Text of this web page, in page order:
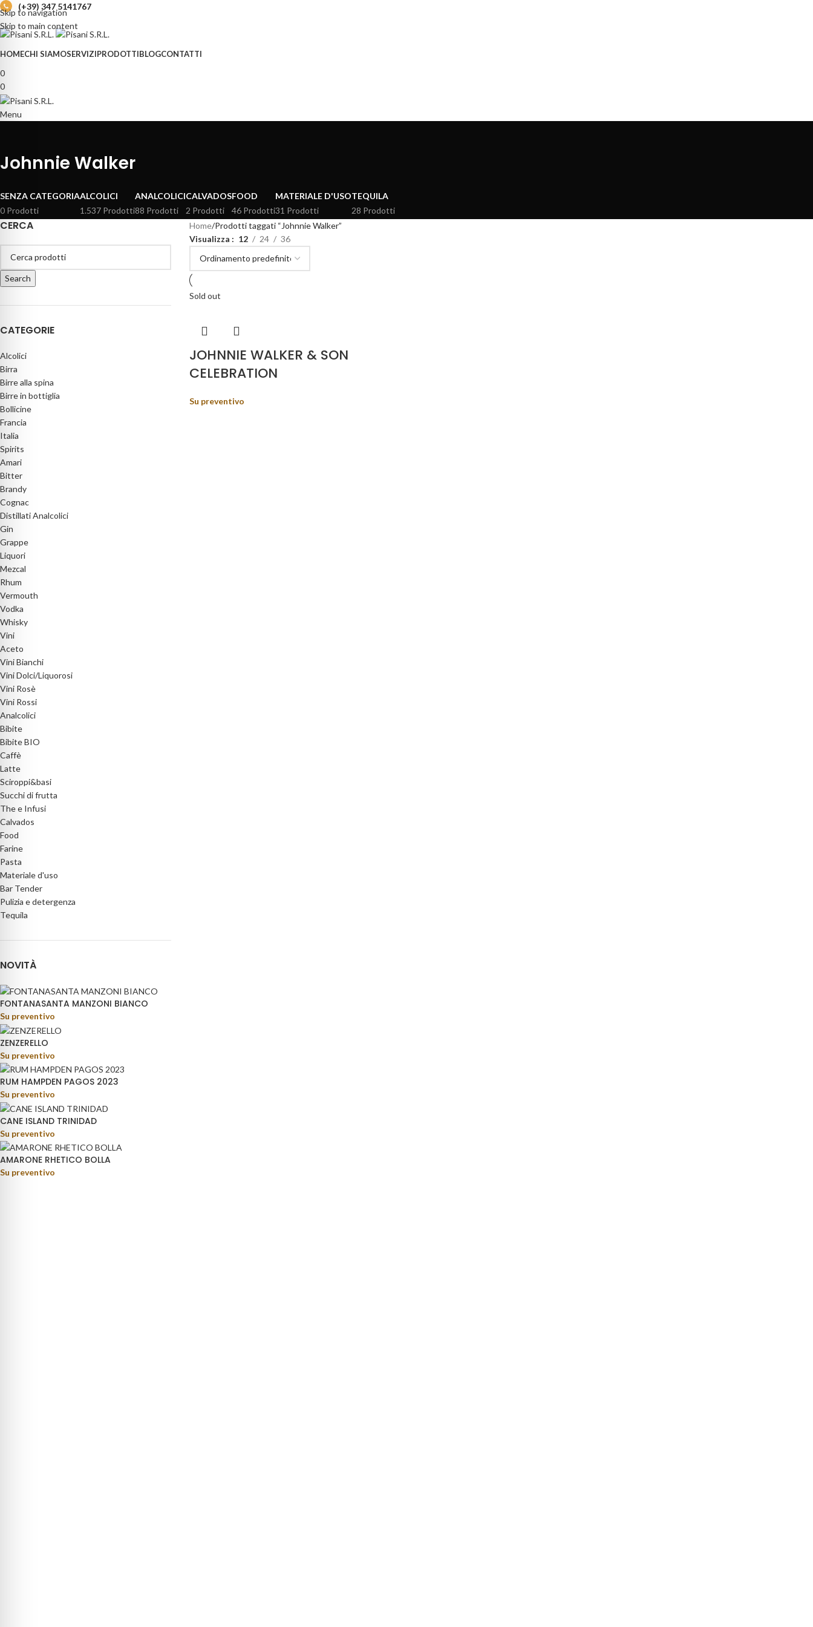
Skip to navigation
Skip to main content
(+39) 347 5141767
HOMECHI SIAMOSERVIZIPRODOTTIBLOGCONTATTI
0
0
Menu
Johnnie Walker
SENZA CATEGORIA
0 Prodotti
ALCOLICI
1.537 Prodotti
ANALCOLICI
88 Prodotti
CALVADOS
2 Prodotti
FOOD
46 Prodotti
MATERIALE D'USO
31 Prodotti
TEQUILA
28 Prodotti
CERCA
Search
CATEGORIE
Alcolici
Birra
Birre alla spina
Birre in bottiglia
Bollicine
Francia
Italia
Spirits
Amari
Bitter
Brandy
Cognac
Distillati Analcolici
Gin
Grappe
Liquori
Mezcal
Rhum
Vermouth
Vodka
Whisky
Vini
Aceto
Vini Bianchi
Vini Dolci/Liquorosi
Vini Rosè
Vini Rossi
Analcolici
Bibite
Bibite BIO
Caffè
Latte
Sciroppi&basi
Succhi di frutta
The e Infusi
Calvados
Food
Farine
Pasta
Materiale d'uso
Bar Tender
Pulizia e detergenza
Tequila
NOVITÀ
FONTANASANTA MANZONI BIANCO
Su preventivo
ZENZERELLO
Su preventivo
RUM HAMPDEN PAGOS 2023
Su preventivo
CANE ISLAND TRINIDAD
Su preventivo
AMARONE RHETICO BOLLA
Su preventivo
Home Prodotti taggati “Johnnie Walker”
Visualizza
12 24 36
Sold out
JOHNNIE WALKER & SON
CELEBRATION
Su preventivo